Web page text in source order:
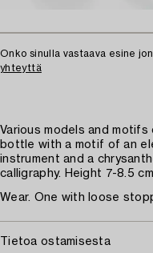
Onko sinulla vastaava esine
yhteyttä
Various models and
bottle with a motif of an
instrument and a
calligraphy. Height 7-8.5
Wear. One with loose
Tietoa ostamisesta